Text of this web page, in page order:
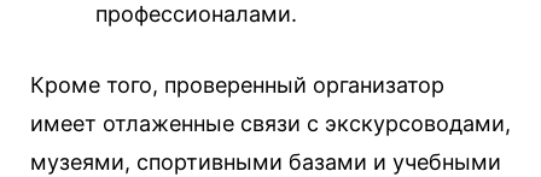
профессионалами.
Кроме того, проверенный организатор
имеет отлаженные связи с экскурсоводами,
музеями, спортивными базами и учебными